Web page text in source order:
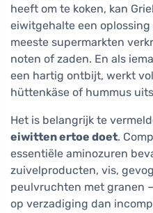
heeft om te koken, kan
eiwitgehalte een
meeste supermarkten
noten of zaden. En als
een hartig ontbijt, werkt
hüttenkäse of hummus
Het is belangrijk te
eiwitten ertoe doet.
essentiële aminozuren
zuivelproducten, vis,
peulvruchten met granen
op verzadiging dan